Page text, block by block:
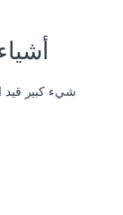
شيء كبير قيد